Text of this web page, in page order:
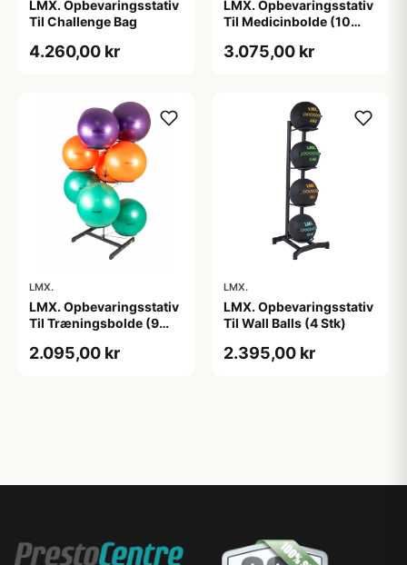
LMX. Opbevaringsstativ
Til Challenge Bag
4.260,00 kr
LMX. Opbevaringsstativ
Til Medicinbolde (10
3.075,00 kr
LMX.
LMX. Opbevaringsstativ
Til Træningsbolde (9
2.095,00 kr
LMX.
LMX. Opbevaringsstativ
Til Wall Balls (4 Stk)
2.395,00 kr